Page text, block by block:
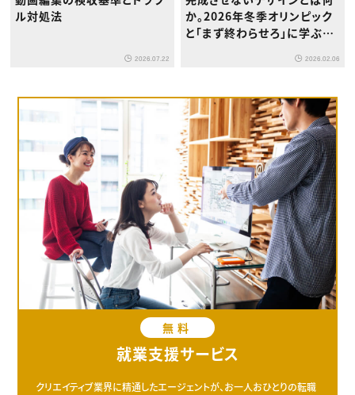
ル対処法
2026.07.22
か。2026年冬季オリンピック
と「まず終わらせろ」に学ぶ、
2026.02.06
無料
就業支援サービス
クリエイティブ業界に精通したエージェントが、お一人おひとりの転職